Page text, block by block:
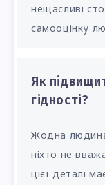
нещасливі
самооцінку
Як
гідності?
Жодна людина
ніхто не
цієї деталі